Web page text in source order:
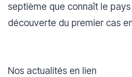
septième que connaît le
découverte du premier cas
Nos actualités en lien